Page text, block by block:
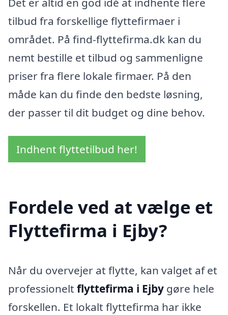
tilbud fra forskellige flyttefirmaer i
området. På find-flyttefirma.dk kan du
nemt bestille et tilbud og sammenligne
priser fra flere lokale firmaer. På den
måde kan du finde den bedste løsning,
der passer til dit budget og dine behov.
Indhent flyttetilbud her!
Fordele ved at vælge et
Flyttefirma i Ejby?
Når du overvejer at flytte, kan valget af et
professionelt flyttefirma i Ejby gøre hele
forskellen. Et lokalt flyttefirma har ikke